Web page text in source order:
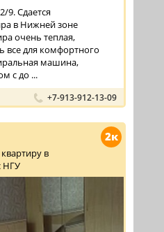
9. Сдается
в Нижней зоне
очень теплая,
все для комфортного
машина,
с до ...
+7-913-912-13-09
2к
в
НГУ